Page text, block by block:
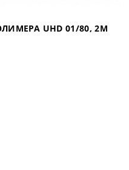
UHD 01/80, 2М